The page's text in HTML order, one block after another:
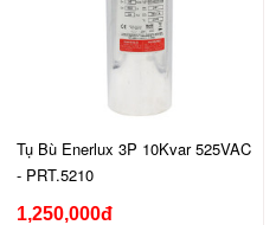
Tụ Bù Enerlux 3P 10Kvar 525VAC
- PRT.5210
1,250,000đ